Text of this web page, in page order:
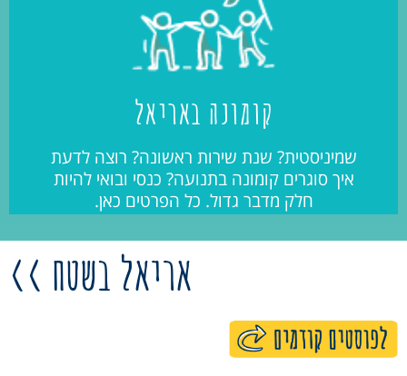
קומונה באריאל
שמיניסטית? שנת שירות ראשונה? רוצה לדעת
איך סוגרים קומונה בתנועה? כנסי ובואי להיות
חלק מדבר גדול. כל הפרטים כאן.
אריאל בשטח >>